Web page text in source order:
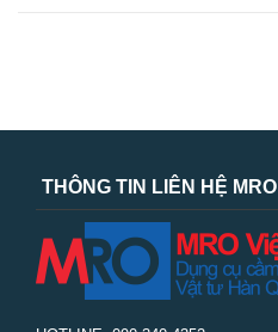
THÔNG TIN LIÊN HỆ MRO